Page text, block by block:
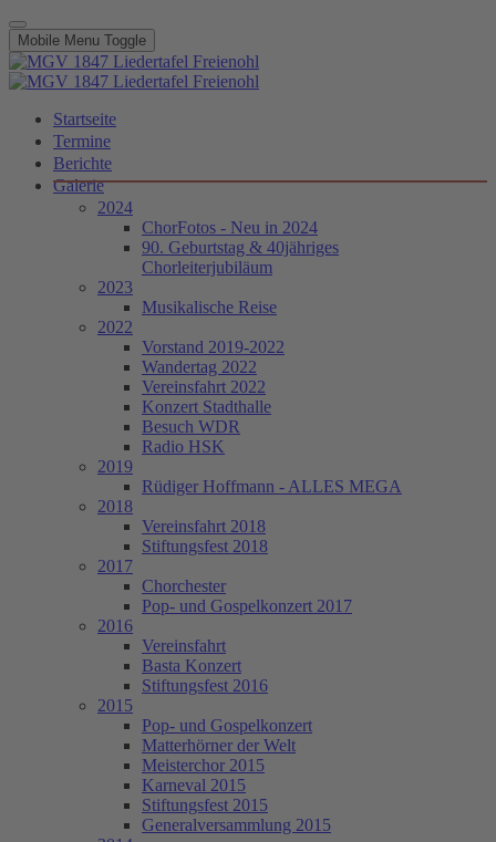
Mobile Menu Toggle
Startseite
Termine
Berichte
Galerie
2024
ChorFotos - Neu in 2024
90. Geburtstag & 40jähriges
Chorleiterjubiläum
2023
Musikalische Reise
2022
Vorstand 2019-2022
Wandertag 2022
Vereinsfahrt 2022
Konzert Stadthalle
Besuch WDR
Radio HSK
2019
Rüdiger Hoffmann - ALLES MEGA
2018
Vereinsfahrt 2018
Stiftungsfest 2018
2017
Chorchester
Pop- und Gospelkonzert 2017
2016
Vereinsfahrt
Basta Konzert
Stiftungsfest 2016
2015
Pop- und Gospelkonzert
Matterhörner der Welt
Meisterchor 2015
Karneval 2015
Stiftungsfest 2015
Generalversammlung 2015